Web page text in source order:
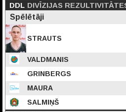
DDL DIVĪZIJAS
Spēlētāji
STRAUTS
VALDMANIS
GRINBERGS
MAURA
SALMIŅŠ